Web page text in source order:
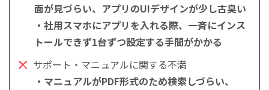
面が見づらい、アプリのUIデザインが少し古臭い
・社用スマホにアプリを入れる際、一斉にインス
トールできず1台ずつ設定する手間がかかる
サポート・マニュアルに関する不満
・マニュアルがPDF形式のため検索しづらい、